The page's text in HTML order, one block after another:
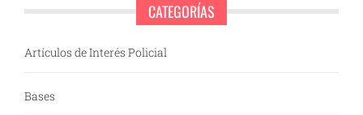
CATEGORÍAS
Artículos de Interés Policial
Bases